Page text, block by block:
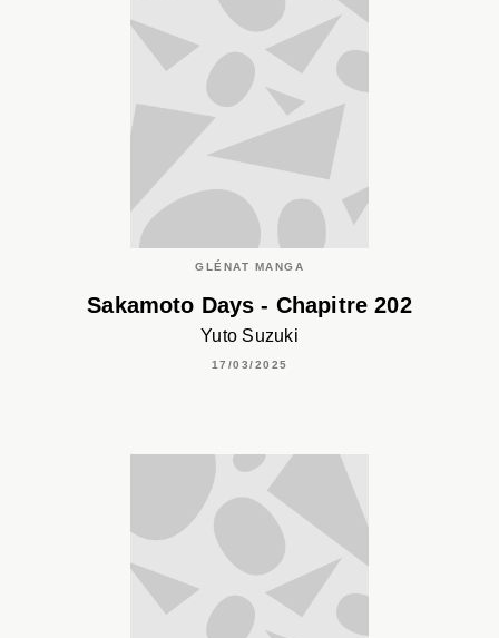
GLÉNAT MANGA
Sakamoto Days - Chapitre 202
Yuto Suzuki
17/03/2025